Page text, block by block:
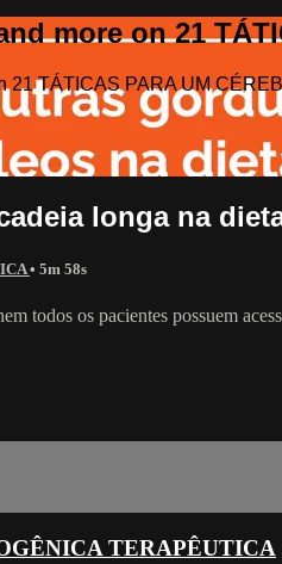
more on 21
21 TÁTICAS PARA UM
longa na
• 5m 58s
todos os pacientes possuem
TERAPÊUTICA